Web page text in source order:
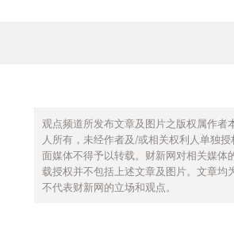
观点频道所发布文章及图片之版权属作者
人所有，未经作者及/或相关权利人单独
面媒体不得予以转载。财新网对相关媒体
载授权并不包括上述文章及图片。文章均
不代表财新网的立场和观点。